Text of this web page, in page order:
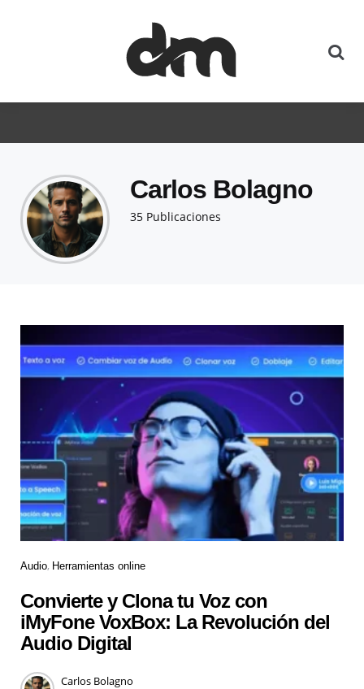
35 Publicaciones
Carlos Bolagno
Audio Herramientas online
Convierte y Clona tu Voz con
iMyFone VoxBox: La Revolución del
Audio Digital
Carlos Bolagno